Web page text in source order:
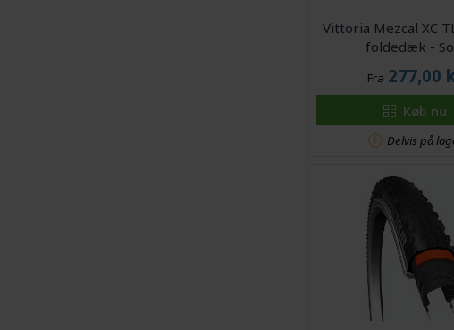
Vittoria Mezcal XC
foldedæk -
Fra 277,00
Køb nu
Delvis på